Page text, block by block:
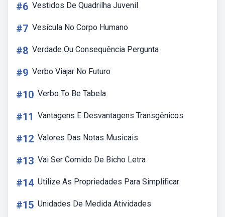
#6 Vestidos De Quadrilha Juvenil
#7 Vesícula No Corpo Humano
#8 Verdade Ou Consequência Pergunta
#9 Verbo Viajar No Futuro
#10 Verbo To Be Tabela
#11 Vantagens E Desvantagens Transgênicos
#12 Valores Das Notas Musicais
#13 Vai Ser Comido De Bicho Letra
#14 Utilize As Propriedades Para Simplificar
#15 Unidades De Medida Atividades